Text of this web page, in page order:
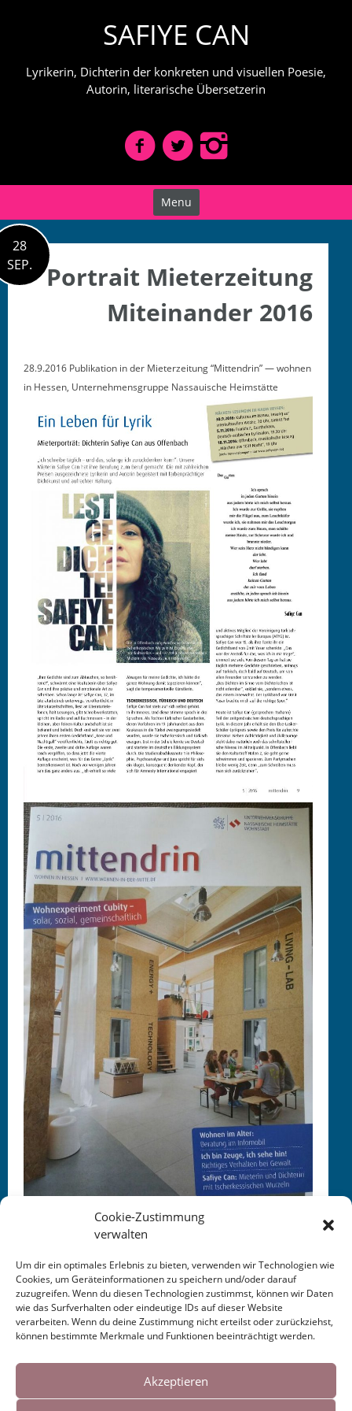
Cookies helfen uns bei der Bereitstellung
unserer Inhalte und Dienste. Durch die
weitere Nutzung der Webseite stimmen Sie
Cookie-Zustimmung
verwalten
Um dir ein optimales Erlebnis zu bieten, verwenden wir Technologien wie
Cookies, um Geräteinformationen zu speichern und/oder darauf
zuzugreifen. Wenn du diesen Technologien zustimmst, können wir Daten
wie das Surfverhalten oder eindeutige IDs auf dieser Website
verarbeiten. Wenn du deine Zustimmung nicht erteilst oder zurückziehst,
können bestimmte Merkmale und Funktionen beeinträchtigt werden.
Akzeptieren
SAFIYE CAN
Lyrikerin, Dichterin der konkreten und visuellen Poesie,
Autorin, literarische Übersetzerin
Menu
28
SEP.
Portrait Mieterzeitung
Miteinander 2016
28.9.2016 Pub­lika­tion in der Mieterzeitung “Mit­ten­drin” —wohnen
in Hes­sen, Unternehmensgruppe Nas­sauis­che Heimstätte
This entry was posted inKALENDER. Bookmark the
permalink.
Böhmer zu Ehren 2016
Lesung Stuttgart 2016